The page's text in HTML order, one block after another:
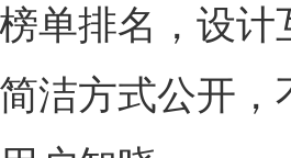
单排名，设
洁方式公开